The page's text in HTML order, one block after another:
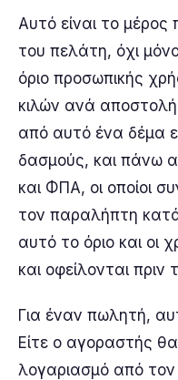
Αυτό είναι το μέρος
του πελάτη, όχι
όριο προσωπικής
κιλών ανά
από αυτό ένα δέμα
δασμούς, και πάνω
και ΦΠΑ, οι οποίοι
τον παραλήπτη
αυτό το όριο και οι
και οφείλονται
Για έναν πωλητή,
Είτε ο αγοραστής
λογαριασμό από